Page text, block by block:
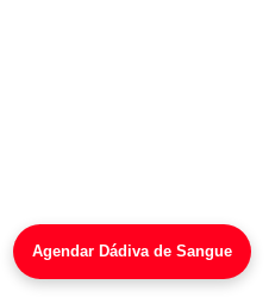
Agendar Dádiva de Sangue